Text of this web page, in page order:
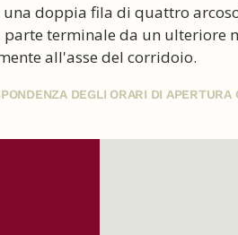
doppia fila di quattro
terminale da un ulteriore
all'asse del corridoio.
DEGLI ORARI DI